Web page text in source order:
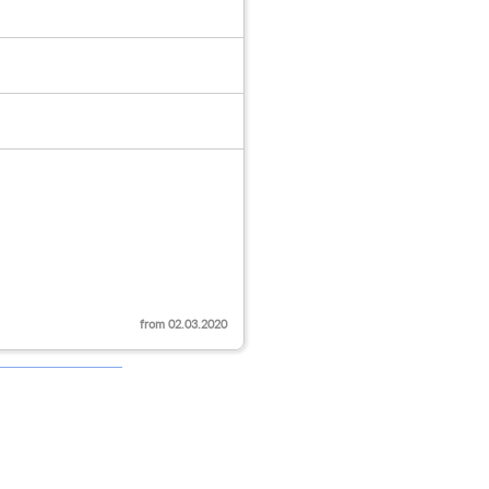
from 02.03.2020